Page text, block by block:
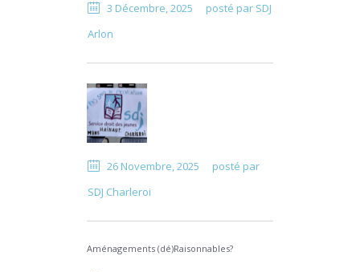
3 Décembre, 2025 posté par SDJ
Arlon
26 Novembre, 2025
posté par
SDJ Charleroi
Aménagements (dé)Raisonnables?